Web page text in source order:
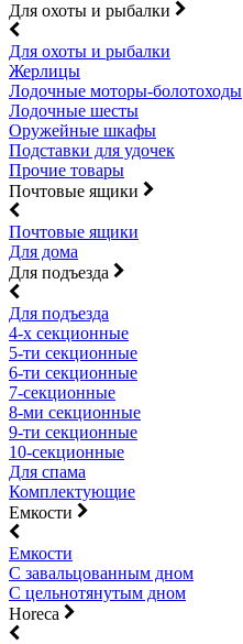
Для охоты и рыбалки
Для охоты и рыбалки
Жерлицы
Лодочные моторы-болотоходы
Лодочные шесты
Оружейные шкафы
Подставки для удочек
Прочие товары
Почтовые ящики
Почтовые ящики
Для дома
Для подъезда
Для подъезда
4-х секционные
5-ти секционные
6-ти секционные
7-секционные
8-ми секционные
9-ти секционные
10-секционные
Для спама
Комплектующие
Емкости
Емкости
С завальцованным дном
С цельнотянутым дном
Horeca